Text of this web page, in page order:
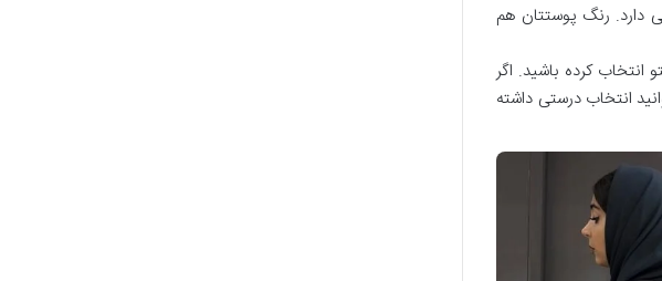
دارد. رنگ پوستتان هم
انتخاب کرده باشید. اگر
انتخاب درستی داشته